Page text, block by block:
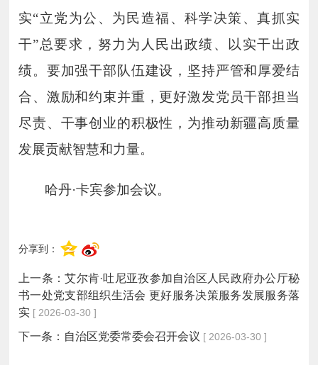
实“立党为公、为民造福、科学决策、真抓实
干”总要求，努力为人民出政绩、以实干出政
绩。要加强干部队伍建设，坚持严管和厚爱结
合、激励和约束并重，更好激发党员干部担当
尽责、干事创业的积极性，为推动新疆高质量
发展贡献智慧和力量。
哈丹·卡宾参加会议。
分享到：
上一条：艾尔肯·吐尼亚孜参加自治区人民政府办公厅秘
书一处党支部组织生活会 更好服务决策服务发展服务落
实 [ 2026-03-30 ]
下一条： 自治区党委常委会召开会议 [ 2026-03-30 ]